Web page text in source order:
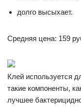
долго высыхает.
Средняя цена: 159
Клей используется
такие компоненты,
лучшее